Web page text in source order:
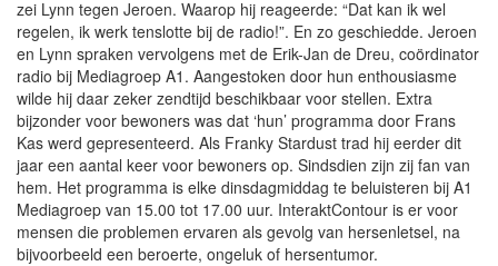
zei Lynn tegen Jeroen. Waarop hij reageerde: “Dat kan ik wel
regelen, ik werk tenslotte bij de radio!”. En zo geschiedde. Jeroen
en Lynn spraken vervolgens met de Erik-Jan de Dreu, coördinator
radio bij Mediagroep A1. Aangestoken door hun enthousiasme
wilde hij daar zeker zendtijd beschikbaar voor stellen. Extra
bijzonder voor bewoners was dat ‘hun’ programma door Frans
Kas werd gepresenteerd. Als Franky Stardust trad hij eerder dit
jaar een aantal keer voor bewoners op. Sindsdien zijn zij fan van
hem. Het programma is elke dinsdagmiddag te beluisteren bij A1
Mediagroep van 15.00 tot 17.00 uur. InteraktContour is er voor
mensen die problemen ervaren als gevolg van hersenletsel, na
bijvoorbeeld een beroerte, ongeluk of hersentumor.